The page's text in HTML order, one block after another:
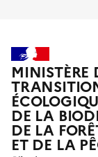
MINISTÈRE
DE LA
DE LA
ET DE LA